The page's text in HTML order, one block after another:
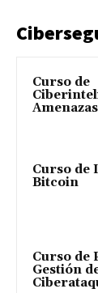
Curso de
Curso de
Bitcoin
Curso de
Gestión